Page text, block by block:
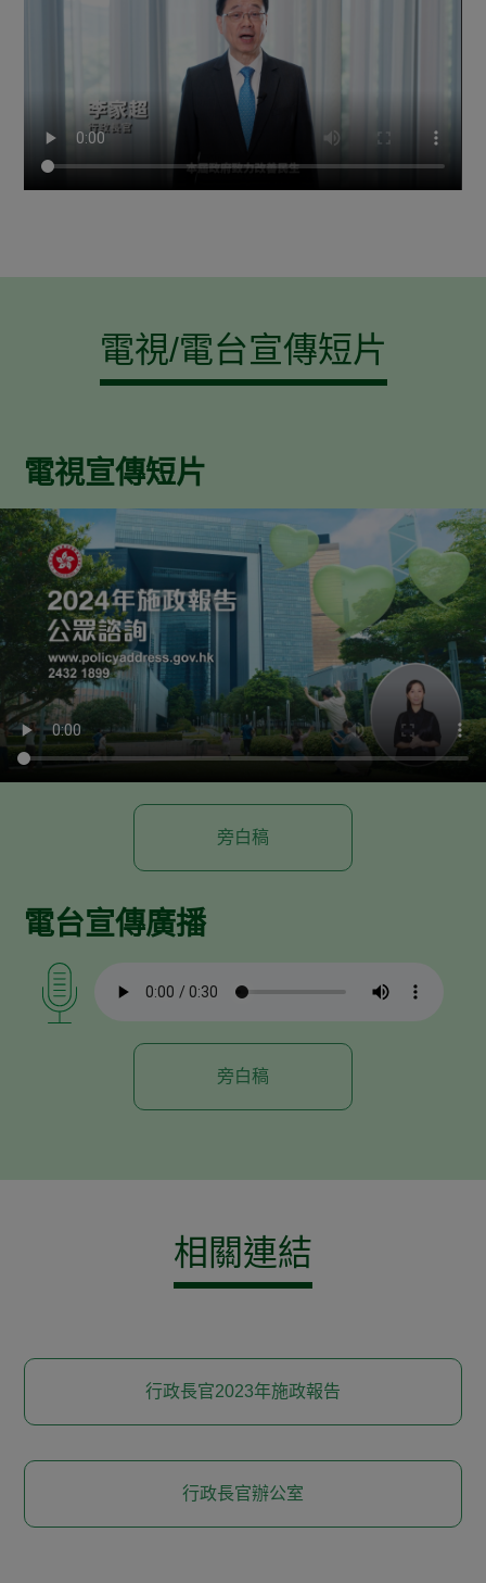
電視/電台宣傳短片
電視宣傳短片
旁白稿
電台宣傳廣播
旁白稿
相關連結
行政長官2023年施政報告
行政長官辦公室